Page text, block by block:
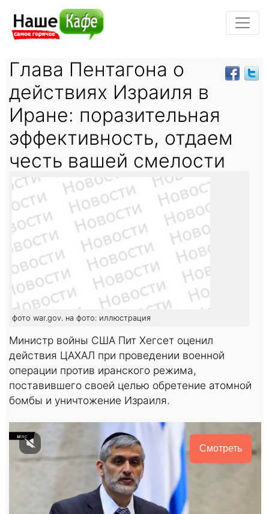
Глава Пентагона о
действиях Израиля в
Иране: поразительная
эффективность, отдаем
честь вашей смелости
фото war.gov. на фото: иллюстрация
Министр войны США Пит Хегсет оценил
действия ЦАХАЛ при проведении военной
операции против иранского режима,
поставившего своей целью обретение атомной
бомбы и уничтожение Израиля.
Смотреть